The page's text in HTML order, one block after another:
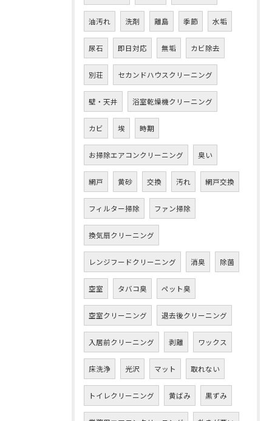
油汚れ 洗剤 離島 季節 水垢
尿石 即日対応 無垢 カビ除去
別荘 セカンドハウスクリーニング
壁・天井 浴室乾燥機クリーニング
カビ 埃 時期
お掃除エアコンクリーニング 臭い
網戸 黄砂 交換 汚れ 網戸交換
フィルター掃除 ファン掃除
換気扇クリーニング
レンジフードクリーニング 消臭 除菌
空室 タバコ臭 ペット臭
空室クリーニング 退去後クリーニング
入居前クリーニング 剥離 ワックス
床洗浄 光沢 マット 取れない
トイレクリーニング 黄ばみ 黒ずみ